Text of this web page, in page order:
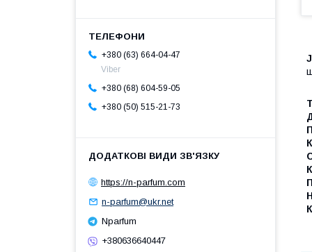
+380 (63) 664-04-47
Viber
+380 (68) 604-59-05
+380 (50) 515-21-73
https://n-parfum.com
n-parfum@ukr.net
Nparfum
+380636640447